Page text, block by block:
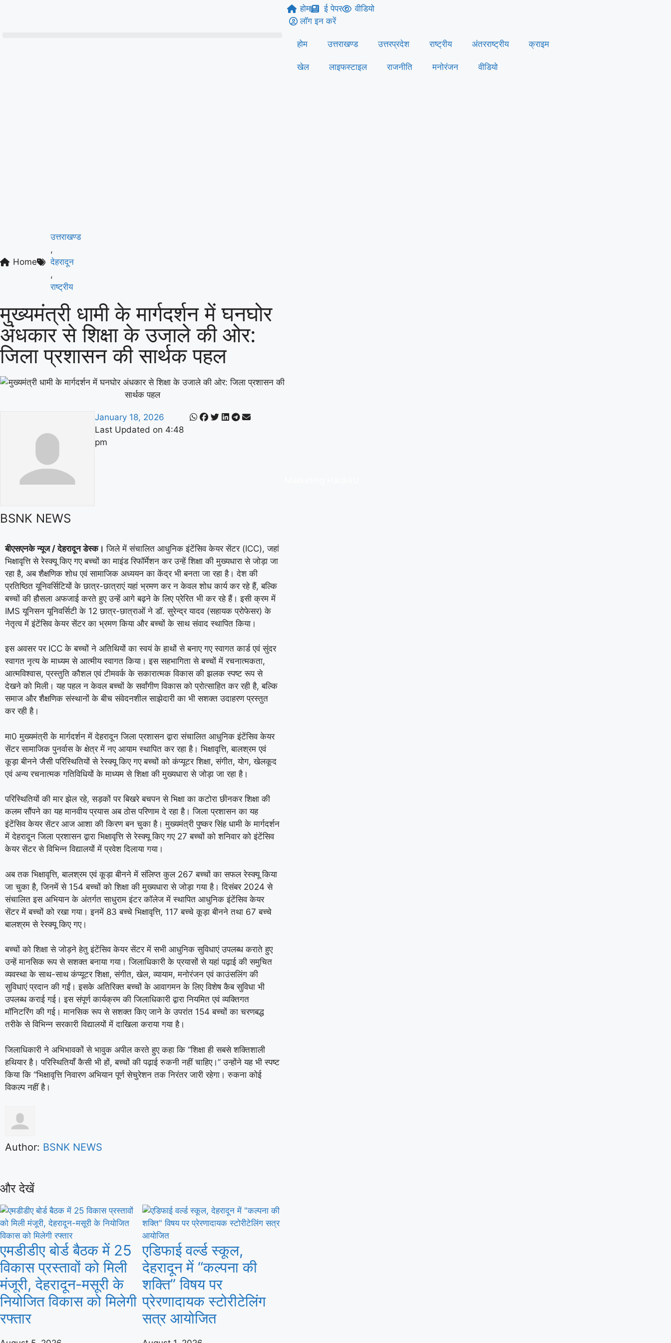
होम ई पेपर
वीडियो
लॉग इन करें
होम उत्तराखण्ड उत्तरप्रदेश राष्ट्रीय अंतरराष्ट्रीय क्राइम
खेल लाइफस्‍टाइल राजनीति मनोरंजन वीडियो
Home
उत्तराखण्ड
,
देहरादून
,
राष्ट्रीय
मुख्यमंत्री धामी के मार्गदर्शन में घनघोर
अंधकार से शिक्षा के उजाले की ओर:
जिला प्रशासन की सार्थक पहल
BSNK NEWS
January 18, 2026
Last Updated on 4:48
pm
बीएसएनके न्यूज / देहरादून डेस्क। जिले में संचालित आधुनिक इंटेंसिव केयर सेंटर (ICC), जहां
भिक्षावृत्ति से रेस्क्यू किए गए बच्चों का माइंड रिफॉर्मेशन कर उन्हें शिक्षा की मुख्यधारा से जोड़ा जा
रहा है, अब शैक्षणिक शोध एवं सामाजिक अध्ययन का केंद्र भी बनता जा रहा है। देश की
प्रतिष्ठित यूनिवर्सिटियों के छात्र-छात्राएं यहां भ्रमण कर न केवल शोध कार्य कर रहे हैं, बल्कि
बच्चों की हौसला अफजाई करते हुए उन्हें आगे बढ़ने के लिए प्रेरित भी कर रहे हैं। इसी क्रम में
IMS यूनिसन यूनिवर्सिटी के 12 छात्र-छात्राओं ने डॉ. सुरेन्द्र यादव (सहायक प्रोफेसर) के
नेतृत्व में इंटेंसिव केयर सेंटर का भ्रमण किया और बच्चों के साथ संवाद स्थापित किया।
इस अवसर पर ICC के बच्चों ने अतिथियों का स्वयं के हाथों से बनाए गए स्वागत कार्ड एवं सुंदर
स्वागत नृत्य के माध्यम से आत्मीय स्वागत किया। इस सहभागिता से बच्चों में रचनात्मकता,
आत्मविश्वास, प्रस्तुति कौशल एवं टीमवर्क के सकारात्मक विकास की झलक स्पष्ट रूप से
देखने को मिली। यह पहल न केवल बच्चों के सर्वांगीण विकास को प्रोत्साहित कर रही है, बल्कि
समाज और शैक्षणिक संस्थानों के बीच संवेदनशील साझेदारी का भी सशक्त उदाहरण प्रस्तुत
कर रही है।
मा0 मुख्यमंत्री के मार्गदर्शन में देहरादून जिला प्रशासन द्वारा संचालित आधुनिक इंटेंसिव केयर
सेंटर सामाजिक पुनर्वास के क्षेत्र में नए आयाम स्थापित कर रहा है। भिक्षावृत्ति, बालश्रम एवं
कूड़ा बीनने जैसी परिस्थितियों से रेस्क्यू किए गए बच्चों को कंप्यूटर शिक्षा, संगीत, योग, खेलकूद
एवं अन्य रचनात्मक गतिविधियों के माध्यम से शिक्षा की मुख्यधारा से जोड़ा जा रहा है।
परिस्थितियों की मार झेल रहे, सड़कों पर बिखरे बचपन से भिक्षा का कटोरा छीनकर शिक्षा की
कलम सौंपने का यह मानवीय प्रयास अब ठोस परिणाम दे रहा है। जिला प्रशासन का यह
इंटेंसिव केयर सेंटर आज आशा की किरण बन चुका है। मुख्यमंत्री पुष्कर सिंह धामी के मार्गदर्शन
में देहरादून जिला प्रशासन द्वारा भिक्षावृत्ति से रेस्क्यू किए गए 27 बच्चों को शनिवार को इंटेंसिव
केयर सेंटर से विभिन्न विद्यालयों में प्रवेश दिलाया गया।
अब तक भिक्षावृत्ति, बालश्रम एवं कूड़ा बीनने में संलिप्त कुल 267 बच्चों का सफल रेस्क्यू किया
जा चुका है, जिनमें से 154 बच्चों को शिक्षा की मुख्यधारा से जोड़ा गया है। दिसंबर 2024 से
संचालित इस अभियान के अंतर्गत साधुराम इंटर कॉलेज में स्थापित आधुनिक इंटेंसिव केयर
सेंटर में बच्चों को रखा गया। इनमें 83 बच्चे भिक्षावृत्ति, 117 बच्चे कूड़ा बीनने तथा 67 बच्चे
बालश्रम से रेस्क्यू किए गए।
बच्चों को शिक्षा से जोड़ने हेतु इंटेंसिव केयर सेंटर में सभी आधुनिक सुविधाएं उपलब्ध कराते हुए
उन्हें मानसिक रूप से सशक्त बनाया गया। जिलाधिकारी के प्रयासों से यहां पढ़ाई की समुचित
व्यवस्था के साथ-साथ कंप्यूटर शिक्षा, संगीत, खेल, व्यायाम, मनोरंजन एवं काउंसलिंग की
सुविधाएं प्रदान की गईं। इसके अतिरिक्त बच्चों के आवागमन के लिए विशेष कैब सुविधा भी
उपलब्ध कराई गई। इस संपूर्ण कार्यक्रम की जिलाधिकारी द्वारा नियमित एवं व्यक्तिगत
मॉनिटरिंग की गई। मानसिक रूप से सशक्त किए जाने के उपरांत 154 बच्चों का चरणबद्ध
तरीके से विभिन्न सरकारी विद्यालयों में दाखिला कराया गया है।
जिलाधिकारी ने अभिभावकों से भावुक अपील करते हुए कहा कि “शिक्षा ही सबसे शक्तिशाली
हथियार है। परिस्थितियाँ कैसी भी हों, बच्चों की पढ़ाई रुकनी नहीं चाहिए।” उन्होंने यह भी स्पष्ट
किया कि “भिक्षावृत्ति निवारण अभियान पूर्ण सेचुरेशन तक निरंतर जारी रहेगा। रुकना कोई
विकल्प नहीं है।
Author: BSNK NEWS
और देखें
एमडीडीए बोर्ड बैठक में 25
विकास प्रस्तावों को मिली
मंजूरी, देहरादून-मसूरी के
नियोजित विकास को मिलेगी
रफ्तार
एडिफाई वर्ल्ड स्कूल,
देहरादून में “कल्पना की
शक्ति” विषय पर
प्रेरणादायक स्टोरीटेलिंग
सत्र आयोजित